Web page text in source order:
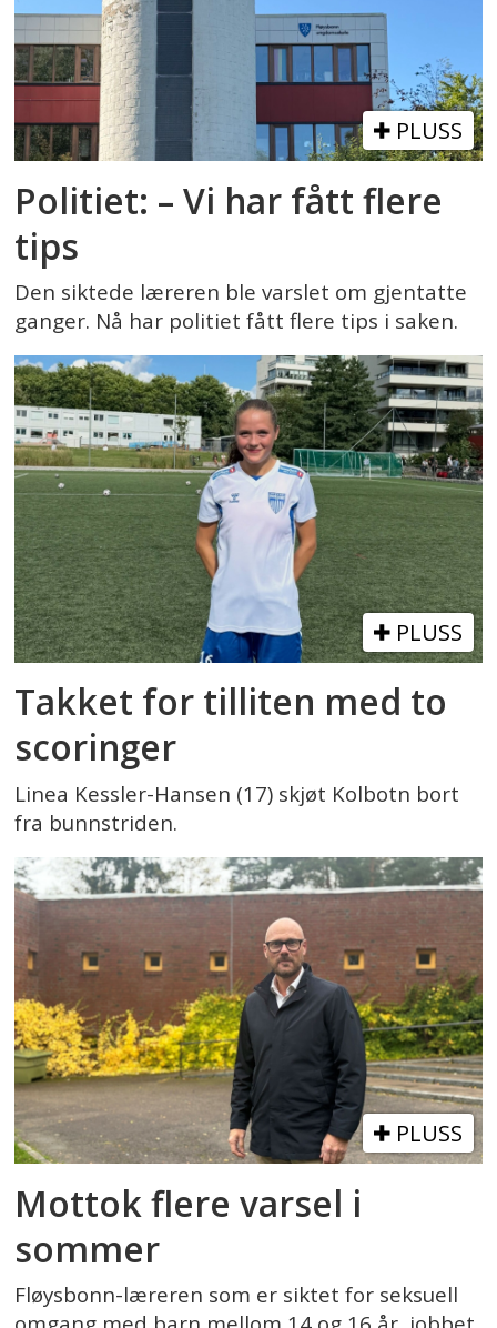
PLUSS
Politiet: – Vi har fått flere
tips
Den siktede læreren ble varslet om gjentatte
ganger. Nå har politiet fått flere tips i saken.
PLUSS
Takket for tilliten med to
scoringer
Linea Kessler-Hansen (17) skjøt Kolbotn bort
fra bunnstriden.
PLUSS
Mottok flere varsel i
sommer
Fløysbonn-læreren som er siktet for seksuell